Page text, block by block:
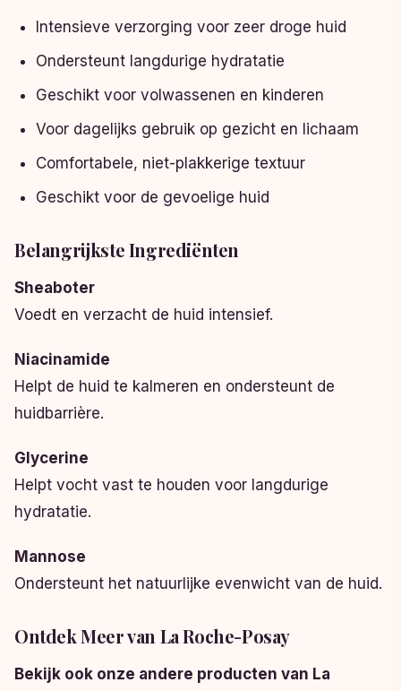
Intensieve verzorging voor zeer droge huid
Ondersteunt langdurige hydratatie
Geschikt voor volwassenen en kinderen
Voor dagelijks gebruik op gezicht en lichaam
Comfortabele, niet-plakkerige textuur
Geschikt voor de gevoelige huid
Belangrijkste Ingrediënten
Sheaboter
Voedt en verzacht de huid intensief.
Niacinamide
Helpt de huid te kalmeren en ondersteunt de
huidbarrière.
Glycerine
Helpt vocht vast te houden voor langdurige
hydratatie.
Mannose
Ondersteunt het natuurlijke evenwicht van de huid.
Ontdek Meer van La Roche-Posay
Bekijk ook onze andere producten van La